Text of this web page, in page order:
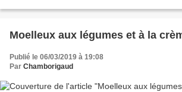
Moelleux aux légumes et à la
Publié le 06/03/2019 à 19:08
Par Chamborigaud